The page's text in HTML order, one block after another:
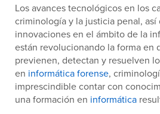
Los avances tecnológicos en los
criminología y la justicia penal, así
innovaciones en el ámbito de la
están revolucionando la forma en
previenen, detectan y resuelven
en informática forense,
imprescindible contar con
una formación en informática